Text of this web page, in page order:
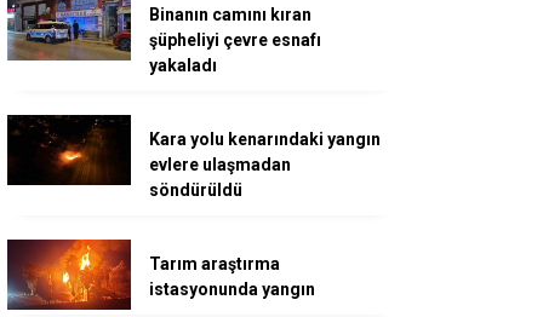
Binanın camını kıran
şüpheliyi çevre esnafı
yakaladı
Kara yolu kenarındaki yangın
evlere ulaşmadan
söndürüldü
Tarım araştırma
istasyonunda yangın